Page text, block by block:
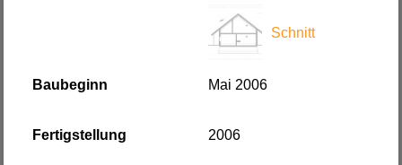
Schnitt
Baubeginn Mai 2006
Fertigstellung 2006